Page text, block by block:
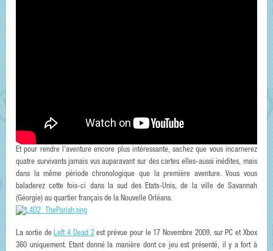
Et pour rendre l'aventure encore plus intéressante, sachez que vous incarnerez
quatre survivants jamais vus auparavant sur des cartes elles-aussi inédites, mais
dans la même période chronologique que la première aventure. Vous vous
baladerez cette fois-ci dans la sud des Etats-Unis, de la ville de Savannah
(Géorgie) au quartier français de la Nouvelle Orléans.
La sortie deLeft 4 Dead 2est prévue pour le 17 Novembre 2009, sur PC et Xbox
360 uniquement. Etant donné la manière dont ce jeu est présenté, il y a fort à